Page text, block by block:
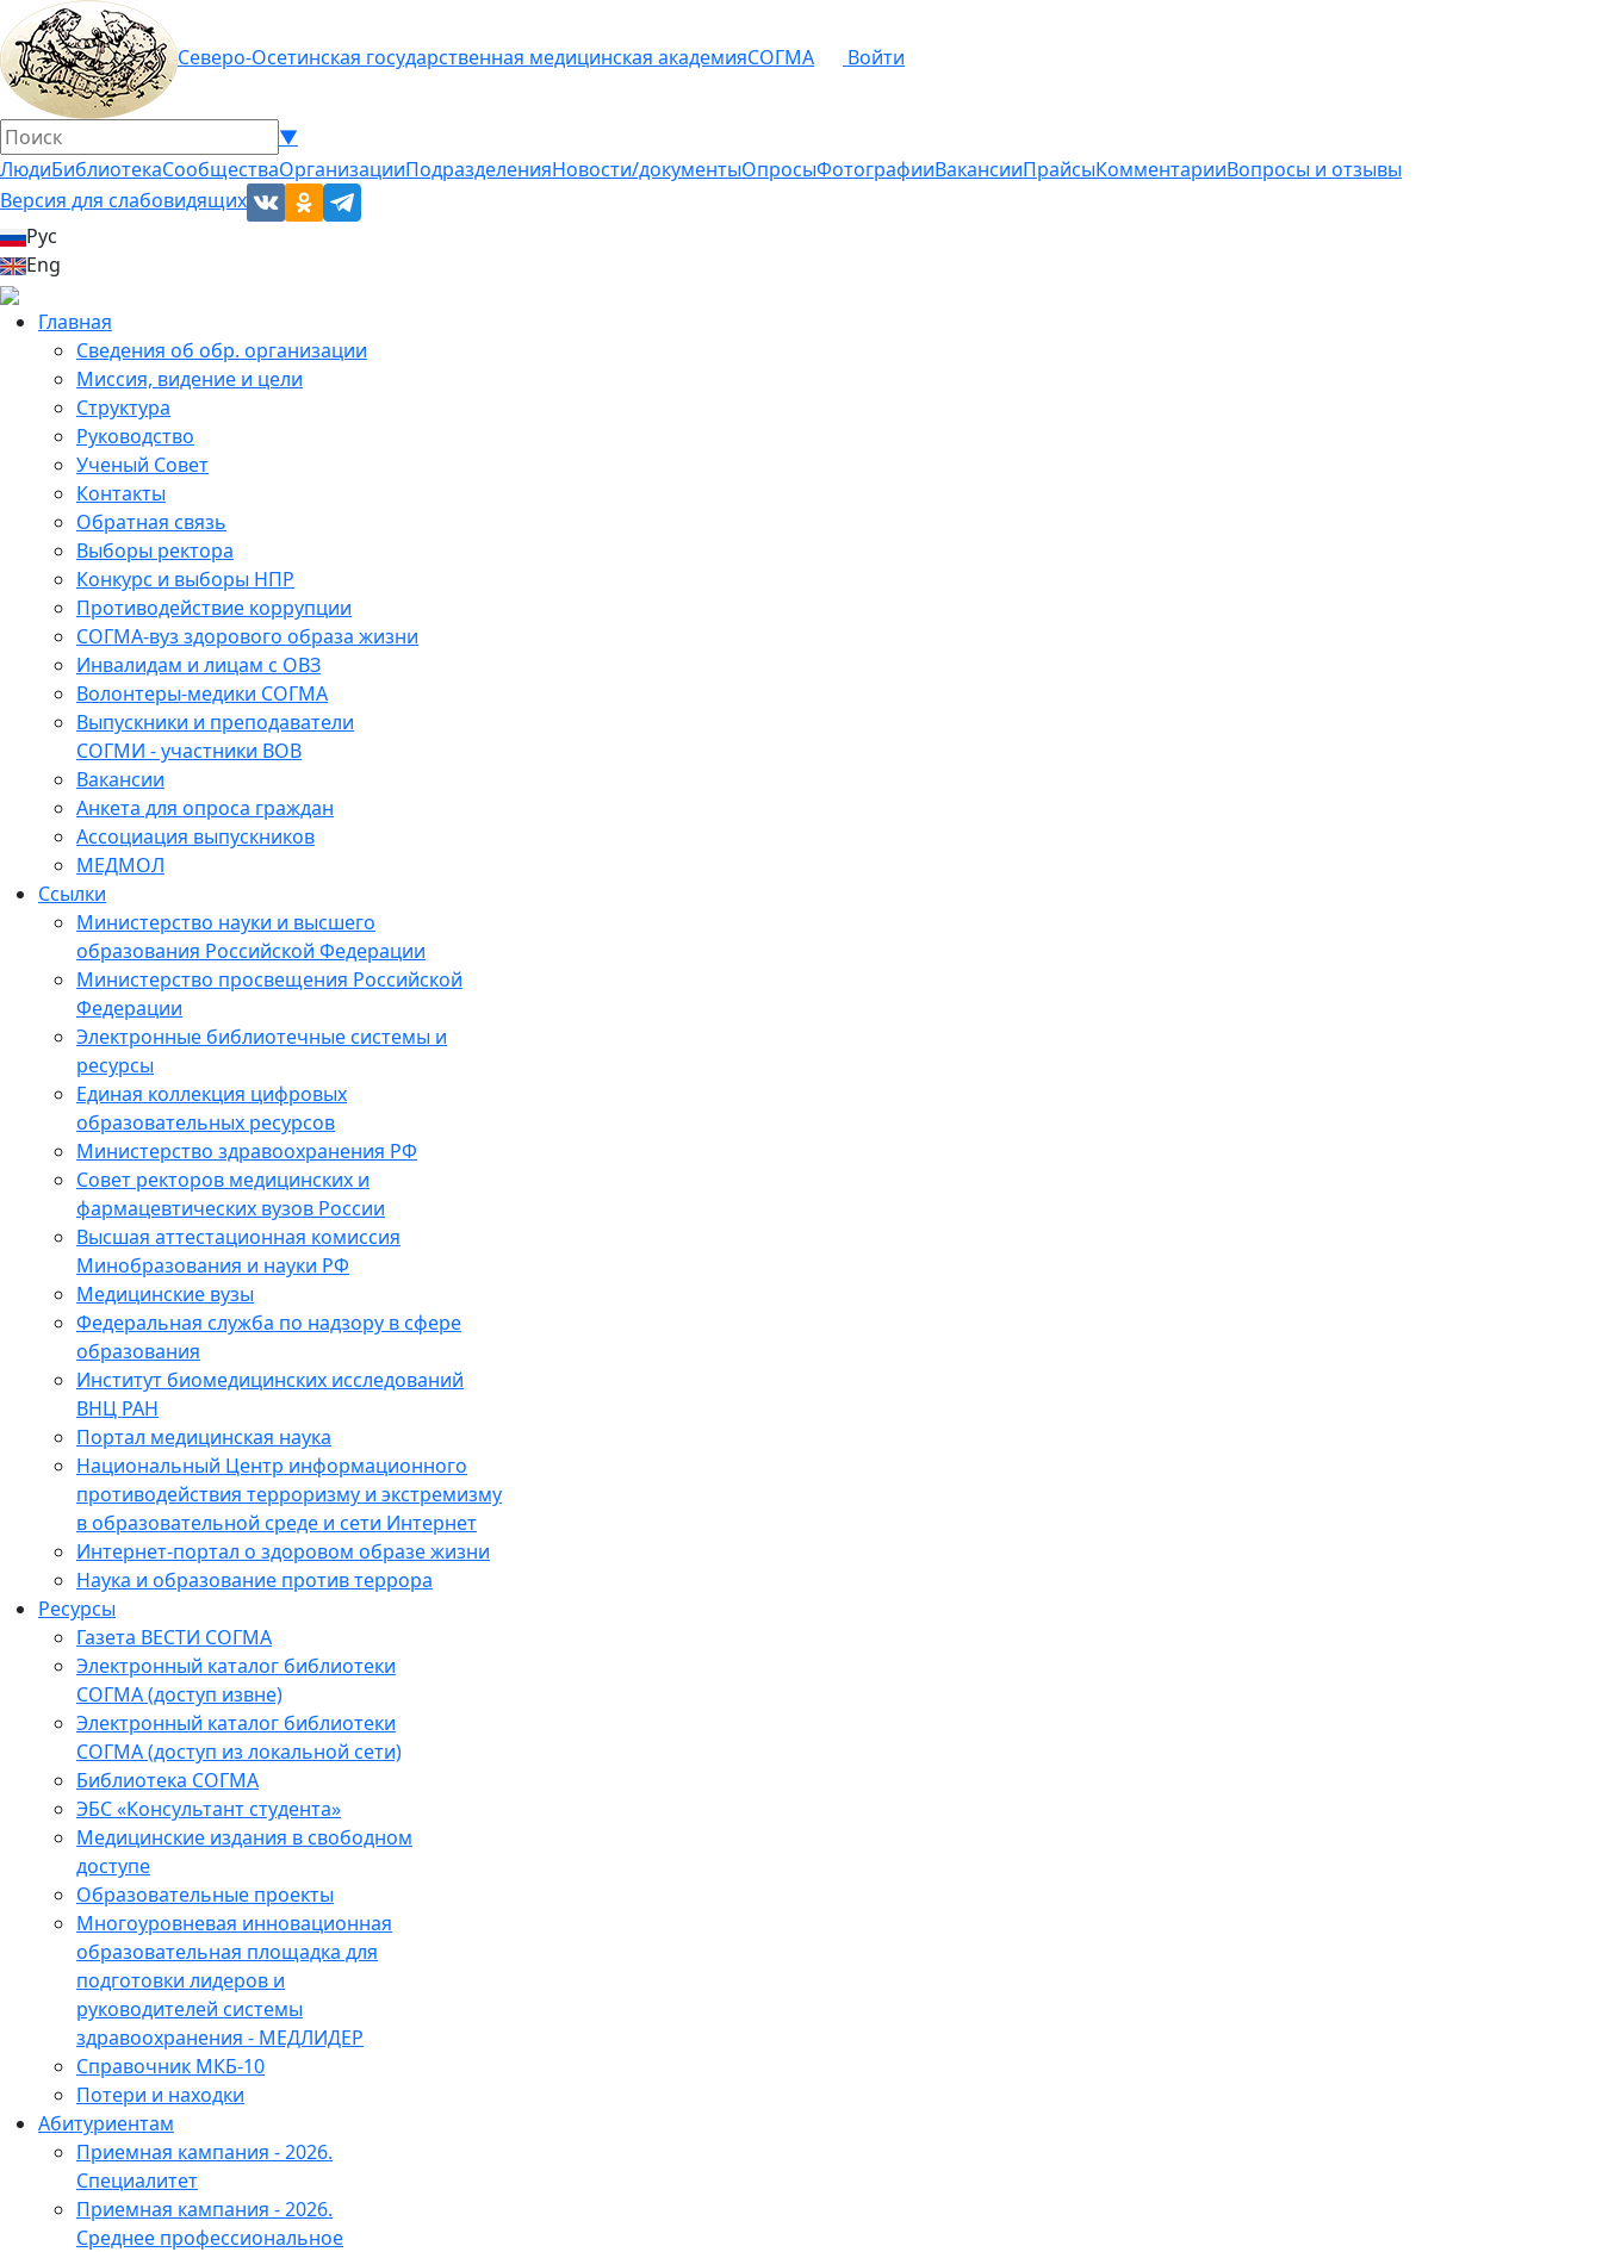
Северо-Осетинская государственная медицинская академияСОГМА Войти
▼
ЛюдиБиблиотекаСообществаОрганизацииПодразделенияНовости/документыОпросыФотографииВакансииПрайсыКомментарииВопросы и отзывы
Версия для слабовидящих
Рус
Eng
Главная
Сведения об обр. организации
Миссия, видение и цели
Структура
Руководство
Ученый Совет
Контакты
Обратная связь
Выборы ректора
Конкурс и выборы НПР
Противодействие коррупции
СОГМА-вуз здорового образа жизни
Инвалидам и лицам с ОВЗ
Волонтеры-медики СОГМА
Выпускники и преподаватели
СОГМИ - участники ВОВ
Вакансии
Анкета для опроса граждан
Ассоциация выпускников
МЕДМОЛ
Ссылки
Министерство науки и высшего
образования Российской Федерации
Министерство просвещения Российской
Федерации
Электронные библиотечные системы и
ресурсы
Единая коллекция цифровых
образовательных ресурсов
Министерство здравоохранения РФ
Совет ректоров медицинских и
фармацевтических вузов России
Высшая аттестационная комиссия
Минобразования и науки РФ
Медицинские вузы
Федеральная служба по надзору в сфере
образования
Институт биомедицинских исследований
ВНЦ РАН
Портал медицинская наука
Национальный Центр информационного
противодействия терроризму и экстремизму
в образовательной среде и сети Интернет
Интернет-портал о здоровом образе жизни
Наука и образование против террора
Ресурсы
Газета ВЕСТИ СОГМА
Электронный каталог библиотеки
СОГМА (доступ извне)
Электронный каталог библиотеки
СОГМА (доступ из локальной сети)
Библиотека СОГМА
ЭБС «Консультант студента»
Медицинские издания в свободном
доступе
Образовательные проекты
Многоуровневая инновационная
образовательная площадка для
подготовки лидеров и
руководителей системы
здравоохранения - МЕДЛИДЕР
Справочник МКБ-10
Потери и находки
Абитуриентам
Приемная кампания - 2026.
Специалитет
Приемная кампания - 2026.
Среднее профессиональное